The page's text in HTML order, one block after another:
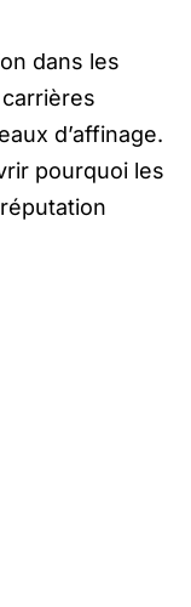
dans les
d’affinage.
pourquoi les